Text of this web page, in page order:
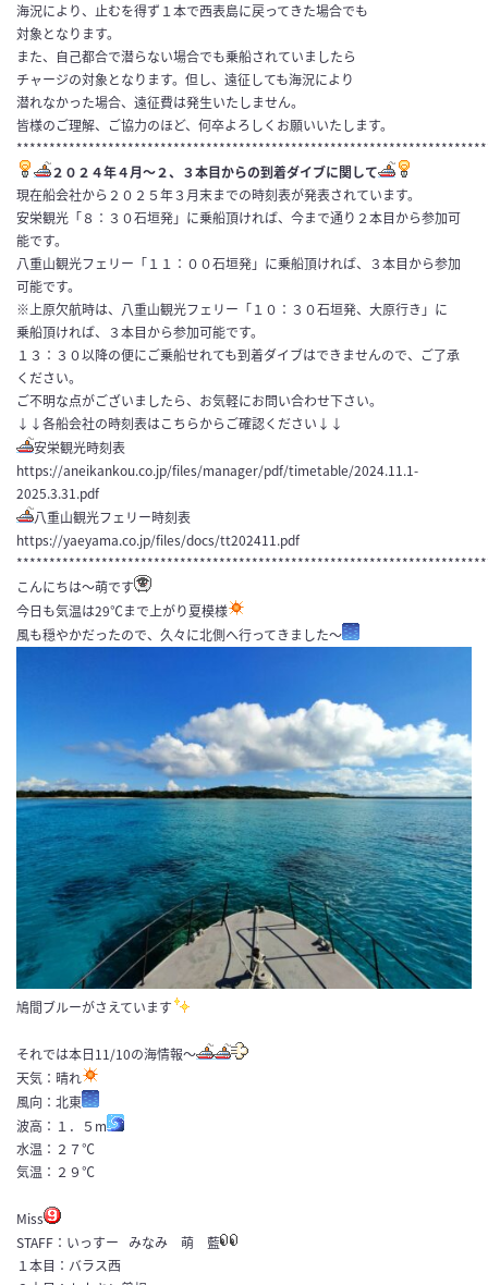
海況により、止むを得ず１本で西表島に戻ってきた場合でも
対象となります。
また、自己都合で潜らない場合でも乗船されていましたら
チャージの対象となります。但し、遠征しても海況により
潜れなかった場合、遠征費は発生いたしません。
皆様のご理解、ご協力のほど、何卒よろしくお願いいたします。
２０２４年４月〜２、３本目からの到着ダイブに関して
現在船会社から２０２５年３月末までの時刻表が発表されています。
安栄観光「８：３０石垣発」に乗船頂ければ、今まで通り２本目から参加可
能です。
八重山観光フェリー「１１：００石垣発」に乗船頂ければ、３本目から参加
可能です。
※上原欠航時は、八重山観光フェリー「１０：３０石垣発、大原行き」に
乗船頂ければ、３本目から参加可能です。
１３：３０以降の便にご乗船せれても到着ダイブはできませんので、ご了承
ください。
ご不明な点がございましたら、お気軽にお問い合わせ下さい。
↓↓各船会社の時刻表はこちらからご確認ください↓↓
安栄観光時刻表
https://aneikankou.co.jp/files/manager/pdf/timetable/2024.11.1-
2025.3.31.pdf
八重山観光フェリー時刻表
https://yaeyama.co.jp/files/docs/tt202411.pdf
こんにちは～萌です
今日も気温は29℃まで上がり夏模様
風も穏やかだったので、久々に北側へ行ってきました～
鳩間ブルーがさえています
それでは本日11/10の海情報～
天気：晴れ
風向：北東
波高：１．５m
水温：２７℃
気温：２９℃
Miss
STAFF：いっすー みなみ 萌 藍
１本目：バラス西